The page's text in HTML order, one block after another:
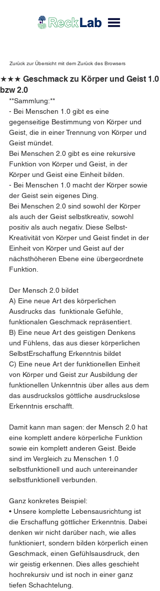
Zurück zur Übersicht mit dem Zurück des Browsers
★★★ Geschmack zu Körper und Geist 1.0
bzw 2.0
**Sammlung:**
- Bei Menschen 1.0 gibt es eine
gegenseitige Bestimmung von Körper und
Geist, die in einer Trennung von Körper und
Geist mündet.
Bei Menschen 2.0 gibt es eine rekursive
Funktion von Körper und Geist, in der
Körper und Geist eine Einheit bilden.
- Bei Menschen 1.0 macht der Körper sowie
der Geist sein eigenes Ding.
Bei Menschen 2.0 sind sowohl der Körper
als auch der Geist selbstkreativ, sowohl
positiv als auch negativ. Diese Selbst-
Kreativität von Körper und Geist findet in der
Einheit von Körper und Geist auf der
nächsthöheren Ebene eine übergeordnete
Funktion.
Der Mensch 2.0 bildet
A) Eine neue Art des körperlichen
Ausdrucks das  funktionale Gefühle,
funktionalen Geschmack repräsentiert.
B) Eine neue Art des geistigen Denkens
und Fühlens, das aus dieser körperlichen
SelbstErschaffung Erkenntnis bildet
C) Eine neue Art der funktionellen Einheit
von Körper und Geist zur Ausbildung der
funktionellen Unkenntnis über alles aus dem
das ausdruckslos göttliche ausdruckslose
Erkenntnis erschafft.
Damit kann man sagen: der Mensch 2.0 hat
eine komplett andere körperliche Funktion
sowie ein komplett anderen Geist. Beide
sind im Vergleich zu Menschen 1.0
selbstfunktionell und auch untereinander
selbstfunktionell verbunden.
Ganz konkretes Beispiel:
• Unsere komplette Lebensausrichtung ist
die Erschaffung göttlicher Erkenntnis. Dabei
denken wir nicht darüber nach, wie alles
funktioniert, sondern bilden körperlich einen
Geschmack, einen Gefühlsausdruck, den
wir geistig erkennen. Dies alles geschieht
hochrekursiv und ist noch in einer ganz
tiefen Schachtelung.